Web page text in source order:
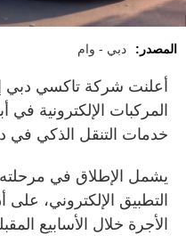
المصدر: دبي - وام
أعلنت شركة تاكسي دبي
المركبات الإلكترونية
خدمات التنقل الذكي في
يشمل الإطلاق في مرحلته
التطبيق الإلكتروني،
الأجرة خلال الأسابيع